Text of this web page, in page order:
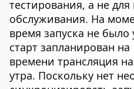
тестирования, а не
обслуживания. На
время запуска не было
старт запланирован
времени трансляция
утра. Поскольку нет